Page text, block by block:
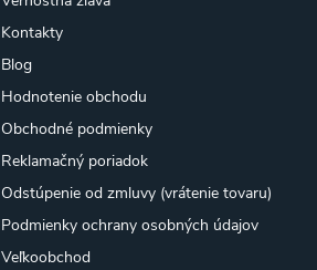
Kontakty
Blog
Hodnotenie obchodu
Obchodné podmienky
Reklamačný poriadok
Odstúpenie od zmluvy (vrátenie tovaru)
Podmienky ochrany osobných údajov
Veľkoobchod